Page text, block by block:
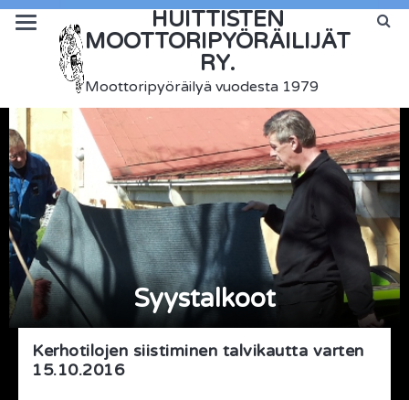
HUITTISTEN
MOOTTORIPYÖRÄILIJÄT
RY.
Moottoripyöräilyä vuodesta 1979
Syystalkoot
Kerhotilojen siistiminen talvikautta varten
15.10.2016